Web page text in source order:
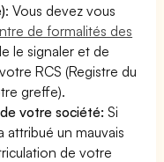
: Vous devez vous
de formalités des
le signaler et de
RCS (Registre du
greffe).
de votre société:Si
attribué un mauvais
de votre